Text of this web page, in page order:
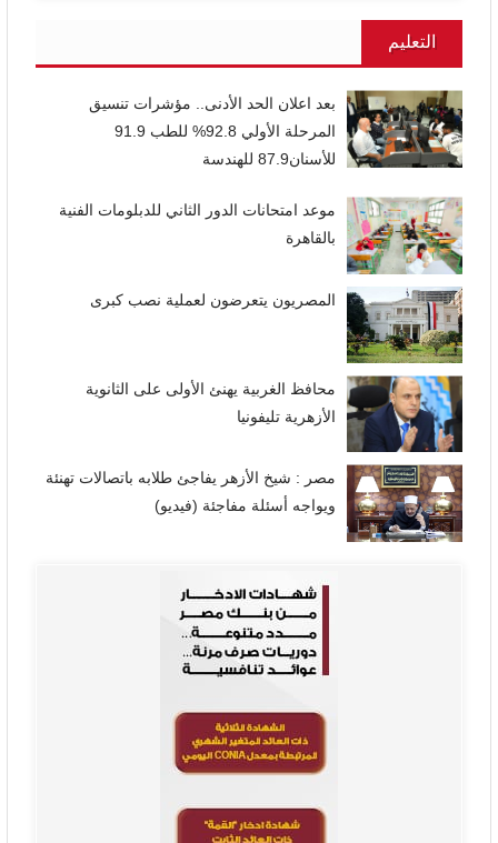
التعليم
بعد اعلان الحد الأدنى.. مؤشرات تنسيق
المرحلة الأولي 92.8% للطب 91.9
للأسنان87.9 للهندسة
موعد امتحانات الدور الثاني للدبلومات الفنية
بالقاهرة
المصريون يتعرضون لعملية نصب كبرى
محافظ الغربية يهنئ الأولى على الثانوية
الأزهرية تليفونيا
مصر : شيخ الأزهر يفاجئ طلابه باتصالات تهنئة
ويواجه أسئلة مفاجئة (فيديو)